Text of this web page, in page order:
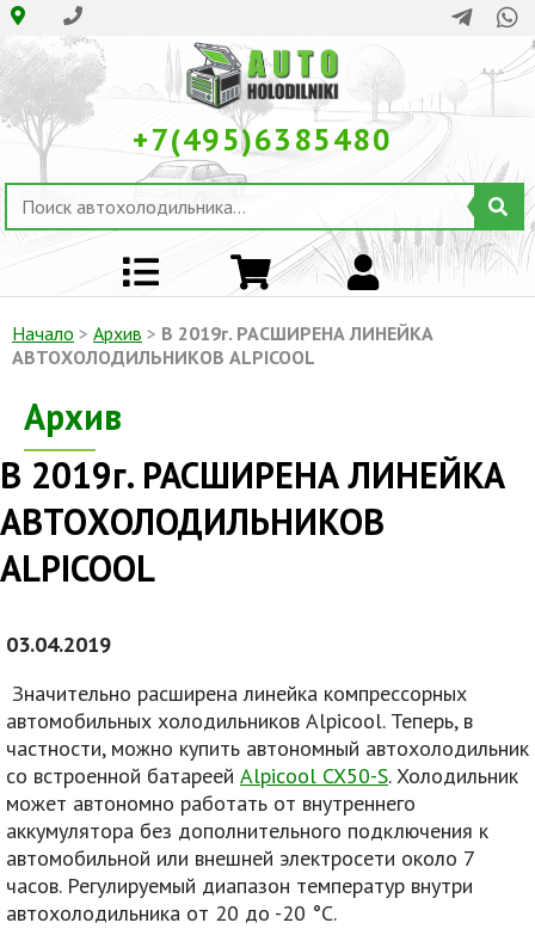
+7(495)6385480
Начало > Архив > В 2019г. РАСШИРЕНА ЛИНЕЙКА
АВТОХОЛОДИЛЬНИКОВ ALPICOOL
Архив
В 2019г. РАСШИРЕНА ЛИНЕЙКА
АВТОХОЛОДИЛЬНИКОВ
ALPICOOL
03.04.2019
Значительно расширена линейка компрессорных
автомобильных холодильников Alpicool. Теперь, в
частности, можно купить автономный автохолодильник
со встроенной батареей Alpicool CX50-S.Холодильник
может автономно работать от внутреннего
аккумулятора без дополнительного подключения к
автомобильной или внешней электросети около 7
часов. Регулируемый диапазон температур внутри
автохолодильника от 20 до -20 °C.